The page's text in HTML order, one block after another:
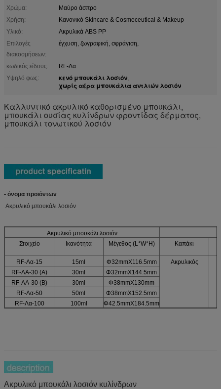
Χρώμα:
Μαύρο άσπρο
Χρήση:
Κανονικό Skincare & Cosmeceutical & Makeup
Υλικό:
Ακρυλικά ABS PP
Επιλογές
διακοσμήσεων:
έγχυση, ζωγραφική, σφράγιση,
κωδικός είδους:
RF-Λα
Υψηλό φως:
κενό μπουκάλι λοσιόν,
χωρίς αέρα μπουκάλια αντλιών λοσιόν
Καλλυντικό ακρυλικό καθορισμένο μπουκάλι,
μπουκάλι ουσίας κυλίνδρων φροντίδας δέρματος,
μπουκάλι τονωτικού λοσιόν
• όνομα προϊόντων
Ακρυλικό μπουκάλι λοσιόν
Ακρυλικό μπουκάλι λοσιόν
Στοιχείο
Ικανότητα Μέγεθος (L*W*H) Καπάκι
RF-Λα-15 15ml Φ32mmX116.5mm
Ακρυλικός
RF-ΛΑ-30 (Α)
30ml
Φ32mmX144.5mm
RF-ΛΑ-30 (Β)
30ml
Φ38mmX130mm
RF-Λα-50
50ml
Φ38mmX152.5mm
RF-Λα-100
100ml Φ42.5mmX184.5mm
Ακρυλικό μπουκάλι λοσιόν κυλίνδρων